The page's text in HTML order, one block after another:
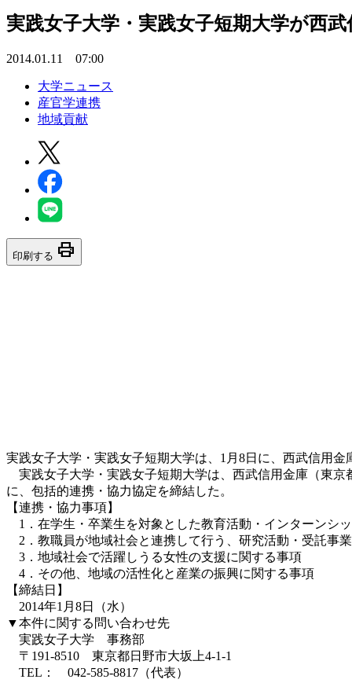
実践女子大学・実践女子短期大学が西
2014.01.11 07:00
大学ニュース
産官学連携
地域貢献
印刷する print
実践女子大学・実践女子短期大学は、1月8日に、西武信用
実践女子大学・実践女子短期大学は、西武信用金庫（東京
に、包括的連携・協力協定を締結した。
【連携・協力事項】
1．在学生・卒業生を対象とした教育活動・インターンシ
2．教職員が地域社会と連携して行う、研究活動・受託事
3．地域社会で活躍しうる女性の支援に関する事項
4．その他、地域の活性化と産業の振興に関する事項
【締結日】
2014年1月8日（水）
▼本件に関する問い合わせ先
実践女子大学 事務部
〒191-8510 東京都日野市大坂上4-1-1
TEL： 042-585-8817（代表）